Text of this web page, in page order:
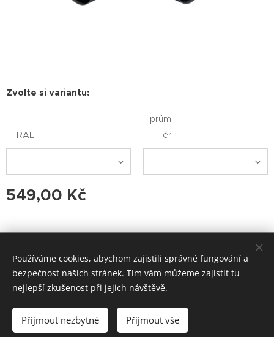
Zvolte si variantu:
RAL
prům
ěr
549,00 Kč
honiggroup@seznam.cz, info@honiggroup.cz ,
Tel: +420 607 937 364, +420 728 279 354
Používáme cookies, abychom zajistili správné fungování a
bezpečnost našich stránek. Tím vám můžeme zajistit tu
nejlepší zkušenost při jejich návštěvě.
Přijmout nezbytné Přijmout vše